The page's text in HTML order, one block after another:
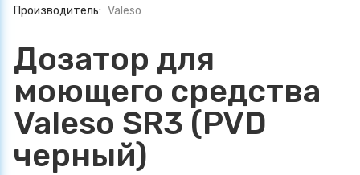
Производитель: Valeso
Дозатор для
моющего средства
Valeso SR3 (PVD
черный)